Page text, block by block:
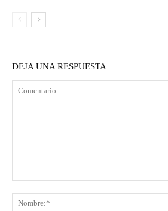
DEJA UNA RESPUESTA